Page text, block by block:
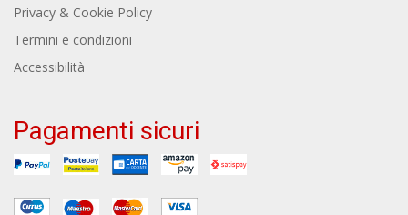
Privacy & Cookie Policy
Termini e condizioni
Accessibilità
Pagamenti sicuri